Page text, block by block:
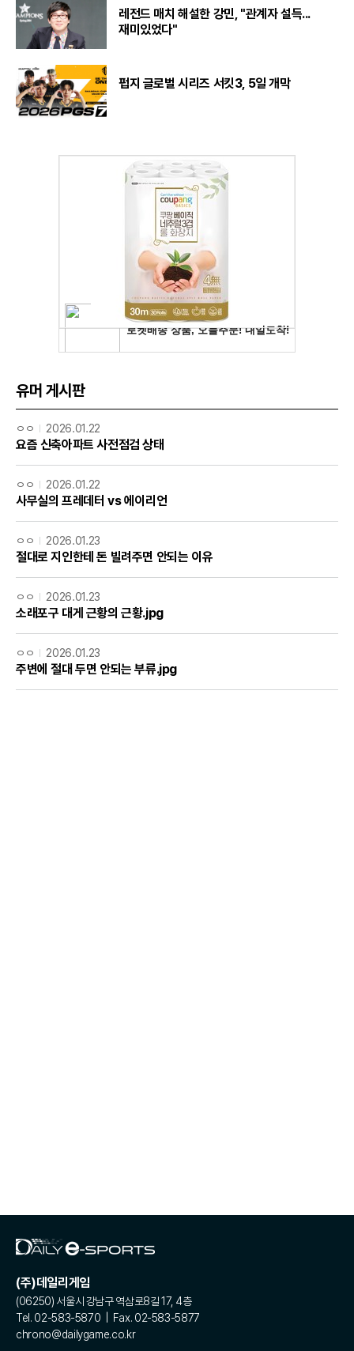
레전드 매치 해설한 강민, "관계자 설득...
재미있었다"
펍지 글로벌 시리즈 서킷3, 5일 개막
유머 게시판
ㅇㅇ 2026.01.22
요즘 신축아파트 사전점검 상태
ㅇㅇ 2026.01.22
사무실의 프레데터 vs 에이리언
ㅇㅇ 2026.01.23
절대로 지인한테 돈 빌려주면 안되는 이유
ㅇㅇ 2026.01.23
소래포구 대게 근황의 근황.jpg
ㅇㅇ 2026.01.23
주변에 절대 두면 안되는 부류.jpg
(주)데일리게임
(06250) 서울시 강남구 역삼로8길 17, 4층
Tel. 02-583-5870 | Fax. 02-583-5877
chrono@dailygame.co.kr